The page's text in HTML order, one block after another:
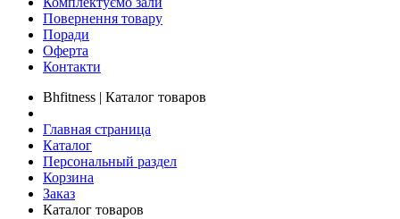
Повернення товару
Поради
Оферта
Контакти
Bhfitness | Каталог товаров
Главная страница
Каталог
Персональный раздел
Корзина
Заказ
Каталог товаров